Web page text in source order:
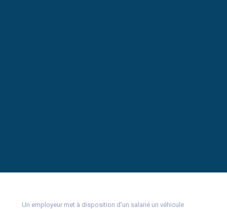
Un employeur met à disposition d’un salarié un véhicule